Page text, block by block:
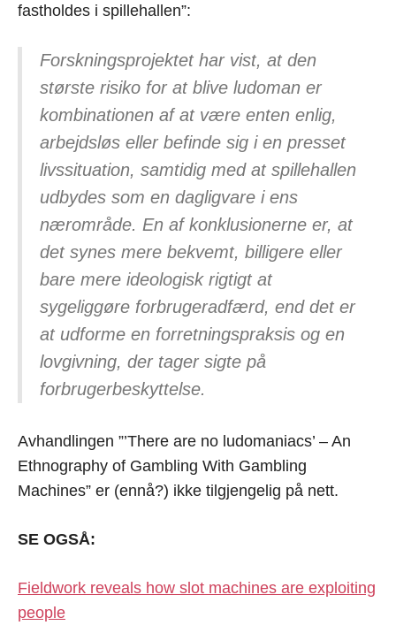
fastholdes i spillehallen”:
Forskningsprojektet har vist, at den
største risiko for at blive ludoman er
kombinationen af at være enten enlig,
arbejdsløs eller befinde sig i en presset
livssituation, samtidig med at spillehallen
udbydes som en dagligvare i ens
nærområde. En af konklusionerne er, at
det synes mere bekvemt, billigere eller
bare mere ideologisk rigtigt at
sygeliggøre forbrugeradfærd, end det er
at udforme en forretningspraksis og en
lovgivning, der tager sigte på
forbrugerbeskyttelse.
Avhandlingen ”’There are no ludomaniacs’ – An
Ethnography of Gambling With Gambling
Machines” er (ennå?) ikke tilgjengelig på nett.
SE OGSÅ:
Fieldwork reveals how slot machines are exploiting
people